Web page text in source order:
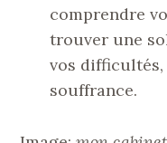
comprendre
trouver une
vos
souffrance.